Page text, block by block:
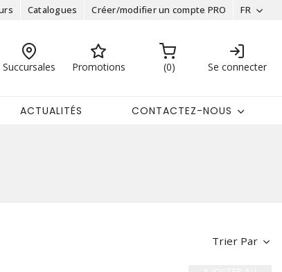
Catalogues Créer/modifier un compte PRO FR
Succursales Promotions 0 Se connecter
ACTUALITÉS CONTACTEZ-NOUS
Trier Par